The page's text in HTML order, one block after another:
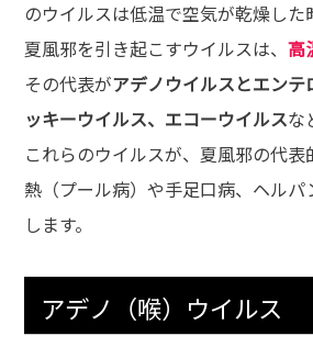
のウイルスは低温で空気が乾燥した
夏風邪を引き起こすウイルスは、高
その代表がアデノウイルスとエン
ッキーウイルス、エコーウイルスな
これらのウイルスが、夏風邪の代
熱（プール病）や手足口病、ヘル
します。
アデノ（喉）ウイルス